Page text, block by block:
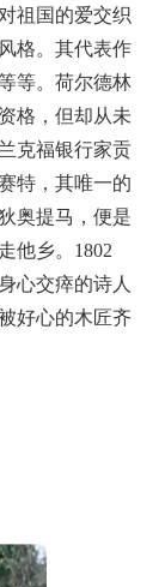
祖国的爱交织
格。其代表作
等。荷尔德林
格，但却从未
克福银行家贡
特，其唯一的
奥提马，便是
他乡。1802
心交瘁的诗人
好心的木匠齐